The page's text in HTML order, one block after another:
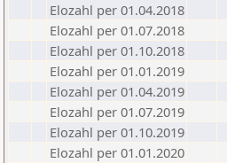
Elozahl per 01.04.2018
Elozahl per 01.07.2018
Elozahl per 01.10.2018
Elozahl per 01.01.2019
Elozahl per 01.04.2019
Elozahl per 01.07.2019
Elozahl per 01.10.2019
Elozahl per 01.01.2020